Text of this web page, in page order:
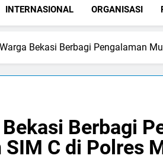
INTERNASIONAL ORGANISASI
Bekasi Berbagi Pengalaman
Berbagi
C di Polres